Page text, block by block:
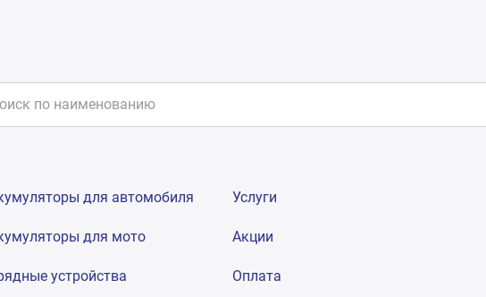
для автомобиля
для мото
устройства
Услуги
Акции
Оплата